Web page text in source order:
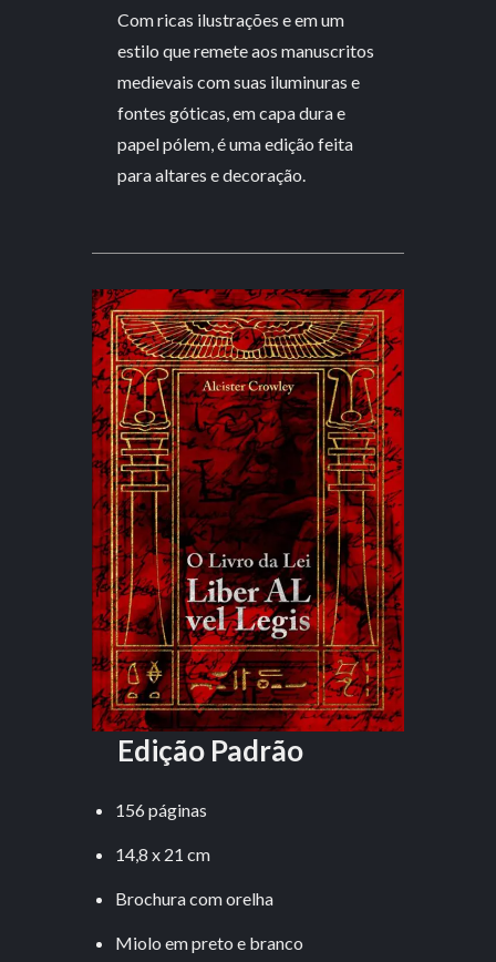
Com ricas ilustrações e em um
estilo que remete aos manuscritos
medievais com suas iluminuras e
fontes góticas, em capa dura e
papel pólem, é uma edição feita
para altares e decoração.
Edição Padrão
156 páginas
14,8 x 21 cm
Brochura com orelha
Miolo em preto e branco